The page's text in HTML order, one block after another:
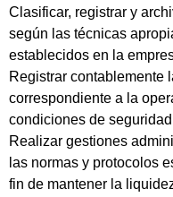
Clasificar, registrar y
según las técnicas
establecidos en la
Registrar contablemente
correspondiente a la
condiciones de
Realizar gestiones
las normas y protocolos
fin de mantener la